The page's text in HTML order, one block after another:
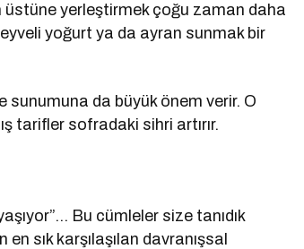
üstüne yerleştirmek çoğu zaman daha
yoğurt ya da ayran sunmak bir
sunumuna da büyük önem verir. O
tarifler sofradaki sihri artırır.
Bu cümleler size tanıdık
sık karşılaşılan davranışsal